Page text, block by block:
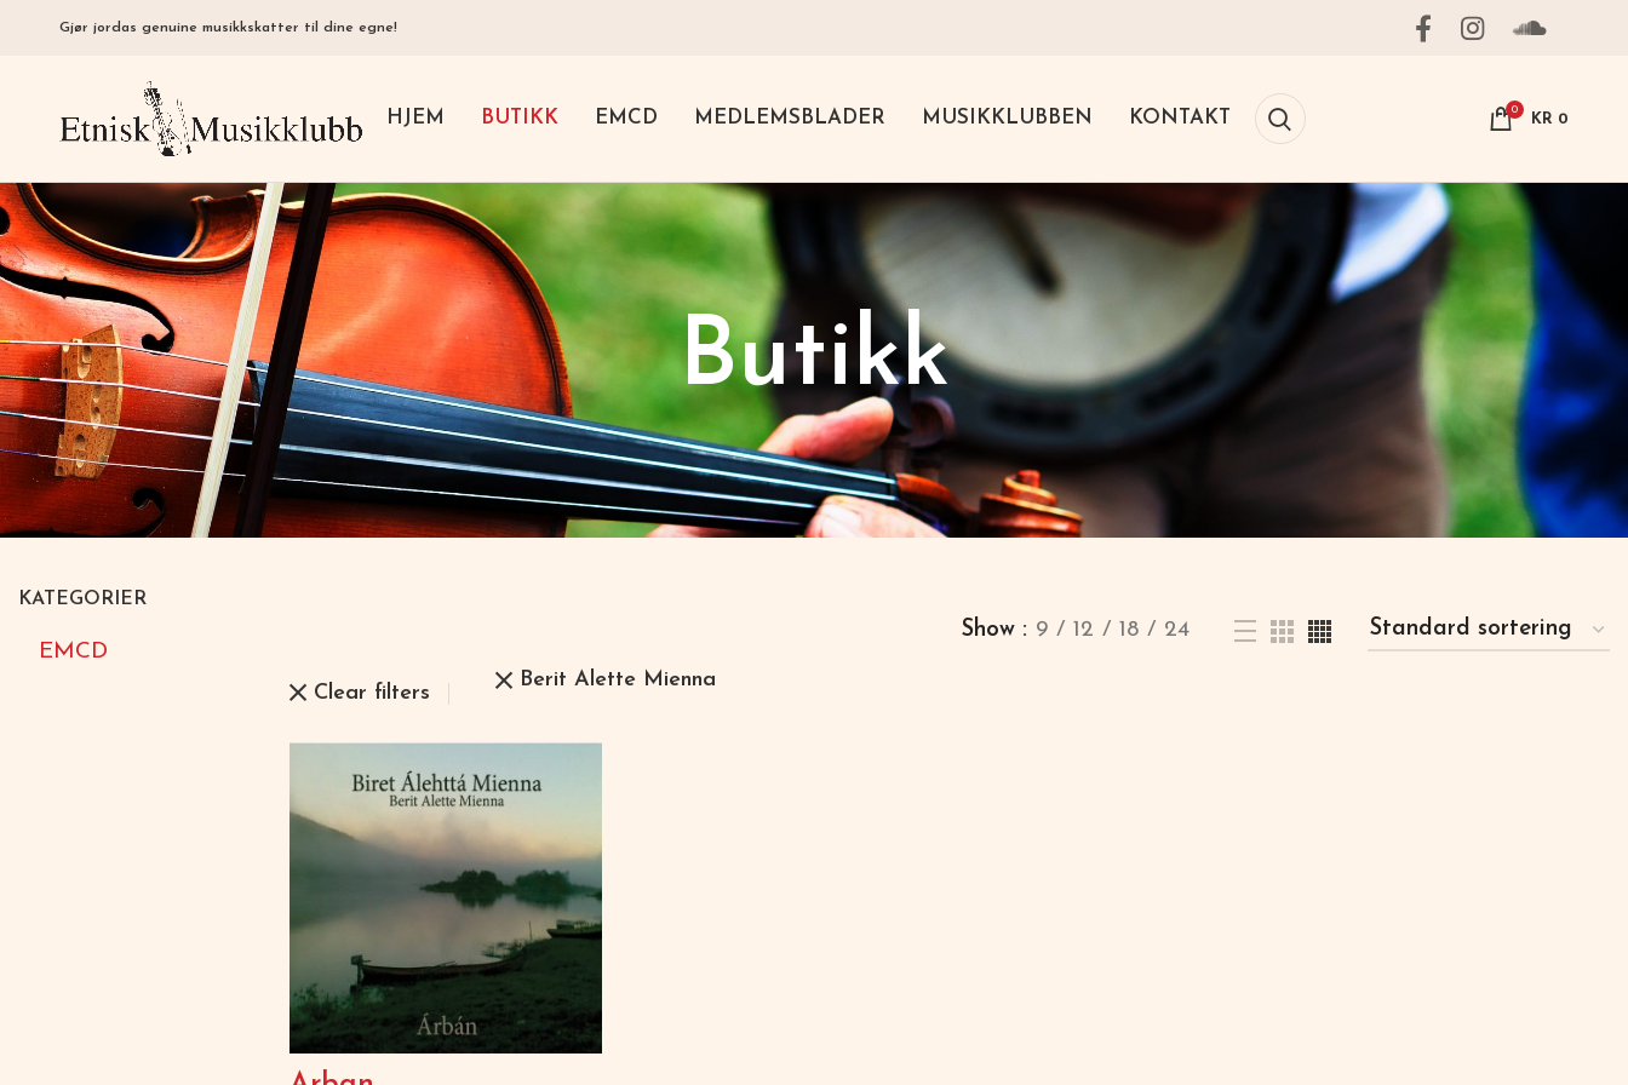
Gjør jordas genuine musikkskatter til dine egne!
HJEM BUTIKK EMCD MEDLEMSBLADER MUSIKKLUBBEN KONTAKT 0
KR 0
Butikk
KATEGORIER
EMCD
Show 9 12 18 24
Clear filters
Berit Alette Mienna